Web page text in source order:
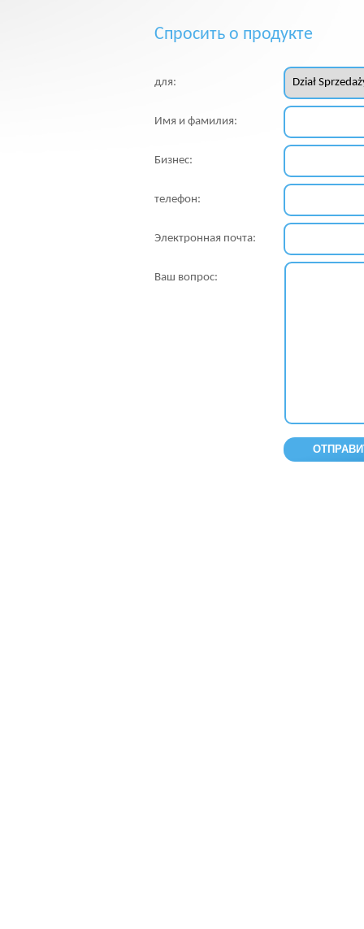
Спросить о продукте
для:
Имя и фамилия:
Бизнес:
телефон:
Электронная почта:
Ваш вопрос: